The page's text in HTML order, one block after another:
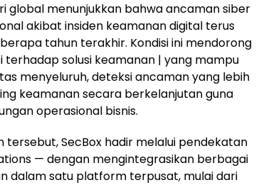
global menunjukkan bahwa ancaman siber
akibat insiden keamanan digital terus
tahun terakhir. Kondisi ini mendorong
terhadap solusi keamanan | yang mampu
menyeluruh, deteksi ancaman yang lebih
keamanan secara berkelanjutan guna
operasional bisnis.
tersebut, SecBox hadir melalui pendekatan
— dengan mengintegrasikan berbagai
dalam satu platform terpusat, mulai dari